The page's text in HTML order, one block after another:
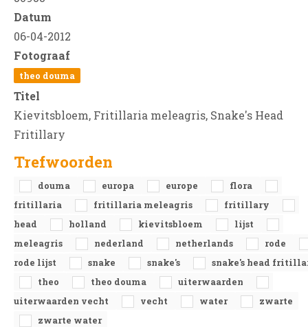
Datum
06-04-2012
Fotograaf
theo douma
Titel
Kievitsbloem, Fritillaria meleagris, Snake's Head
Fritillary
Trefwoorden
douma europa europe
flora
fritillaria
fritillaria meleagris
fritillary
head
holland kievitsbloem
lijst
meleagris
nederland netherlands
rode
rode lijst
snake snake's
snake's head
theo
theo douma
uiterwaarden
uiterwaarden vecht
vecht water
zwarte
zwarte water